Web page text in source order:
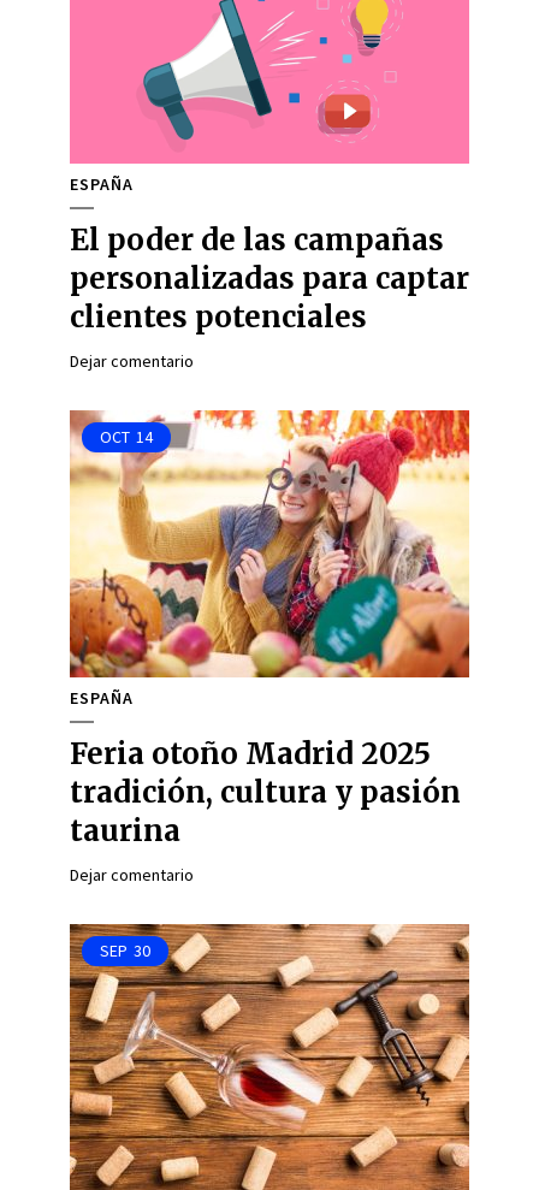
ESPAÑA
El poder de las campañas
personalizadas para captar
clientes potenciales
Dejar comentario
OCT 14
ESPAÑA
Feria otoño Madrid 2025
tradición, cultura y pasión
taurina
Dejar comentario
SEP 30